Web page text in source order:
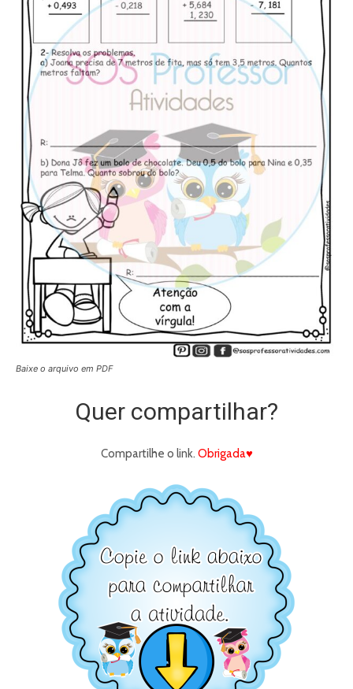
Baixe o arquivo em PDF
Quer compartilhar?
Compartilhe o link. Obrigada♥